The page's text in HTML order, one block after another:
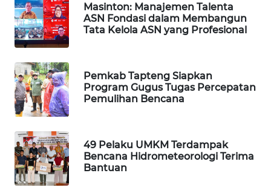
Masinton: Manajemen Talenta
ASN Fondasi dalam Membangun
Tata Kelola ASN yang Profesional
Pemkab Tapteng Siapkan
Program Gugus Tugas Percepatan
Pemulihan Bencana
49 Pelaku UMKM Terdampak
Bencana Hidrometeorologi Terima
Bantuan
METRO
JAKARTA
NEWS
KRT
NEWS
KARING
JURNAL
MARITIM